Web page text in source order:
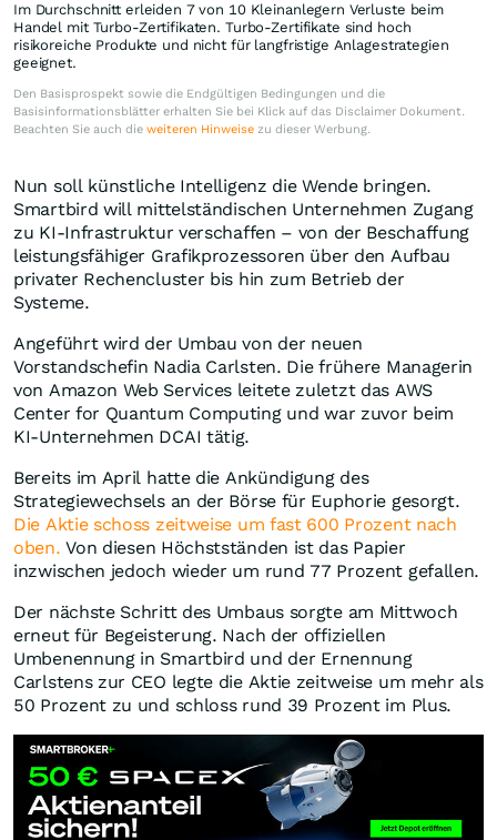
Im Durchschnitt erleiden 7 von 10 Kleinanlegern Verluste beim
Handel mit Turbo-Zertifikaten. Turbo-Zertifikate sind hoch
risikoreiche Produkte und nicht für langfristige Anlagestrategien
geeignet.
Den Basisprospekt sowie die Endgültigen Bedingungen und die
Basisinformationsblätter erhalten Sie bei Klick auf das Disclaimer Dokument.
Beachten Sie auch die weiteren Hinweise zu dieser Werbung.
Nun soll künstliche Intelligenz die Wende bringen.
Smartbird will mittelständischen Unternehmen Zugang
zu KI-Infrastruktur verschaffen – von der Beschaffung
leistungsfähiger Grafikprozessoren über den Aufbau
privater Rechencluster bis hin zum Betrieb der
Systeme.
Angeführt wird der Umbau von der neuen
Vorstandschefin Nadia Carlsten. Die frühere Managerin
von Amazon Web Services leitete zuletzt das AWS
Center for Quantum Computing und war zuvor beim
KI-Unternehmen DCAI tätig.
Bereits im April hatte die Ankündigung des
Strategiewechsels an der Börse für Euphorie gesorgt.
Die Aktie schoss zeitweise um fast 600 Prozent nach
oben. Von diesen Höchstständen ist das Papier
inzwischen jedoch wieder um rund 77 Prozent gefallen.
Der nächste Schritt des Umbaus sorgte am Mittwoch
erneut für Begeisterung. Nach der offiziellen
Umbenennung in Smartbird und der Ernennung
Carlstens zur CEO legte die Aktie zeitweise um mehr als
50 Prozent zu und schloss rund 39 Prozent im Plus.